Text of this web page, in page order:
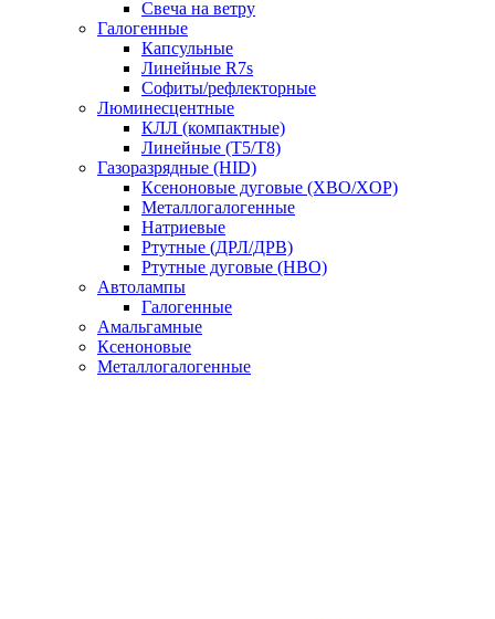
Свеча на ветру
Галогенные
Капсульные
Линейные R7s
Софиты/рефлекторные
Люминесцентные
КЛЛ (компактные)
Линейные (T5/T8)
Газоразрядные (HID)
Ксеноновые дуговые (XBO/XOP)
Металлогалогенные
Натриевые
Ртутные (ДРЛ/ДРВ)
Ртутные дуговые (HBO)
Автолампы
Галогенные
Амальгамные
Ксеноновые
Металлогалогенные